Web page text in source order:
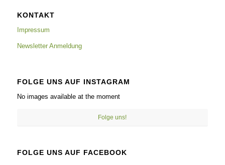
KONTAKT
Impressum
Newsletter Anmeldung
FOLGE UNS AUF INSTAGRAM
No images available at the moment
Folge uns!
FOLGE UNS AUF FACEBOOK